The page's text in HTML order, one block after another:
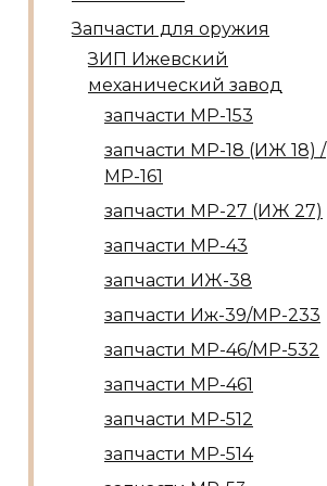
Запчасти для оружия
ЗИП Ижевский
механический завод
запчасти МР-153
запчасти МР-18 (ИЖ 18) /
МР-161
запчасти МР-27 (ИЖ 27)
запчасти МР-43
запчасти ИЖ-38
запчасти Иж-39/МР-233
запчасти МР-46/МР-532
запчасти МР-461
запчасти МР-512
запчасти МР-514